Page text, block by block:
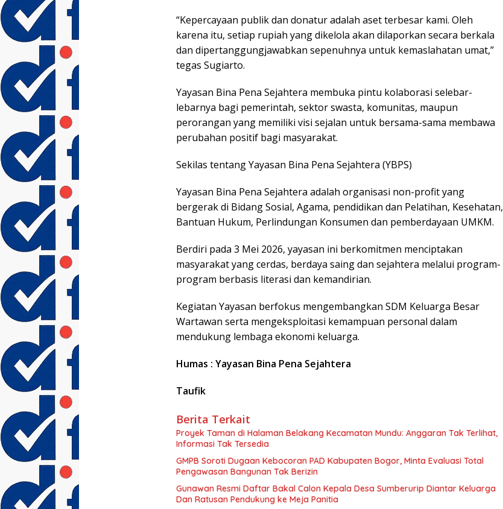
“Kepercayaan publik dan donatur adalah aset terbesar kami. Oleh
karena itu, setiap rupiah yang dikelola akan dilaporkan secara berkala
dan dipertanggungjawabkan sepenuhnya untuk kemaslahatan umat,”
tegas Sugiarto.
Yayasan Bina Pena Sejahtera membuka pintu kolaborasi selebar-
lebarnya bagi pemerintah, sektor swasta, komunitas, maupun
perorangan yang memiliki visi sejalan untuk bersama-sama membawa
perubahan positif bagi masyarakat.
Sekilas tentang Yayasan Bina Pena Sejahtera (YBPS)
Yayasan Bina Pena Sejahtera adalah organisasi non-profit yang
bergerak di Bidang Sosial, Agama, pendidikan dan Pelatihan, Kesehatan,
Bantuan Hukum, Perlindungan Konsumen dan pemberdayaan UMKM.
Berdiri pada 3 Mei 2026, yayasan ini berkomitmen menciptakan
masyarakat yang cerdas, berdaya saing dan sejahtera melalui program-
program berbasis literasi dan kemandirian.
Kegiatan Yayasan berfokus mengembangkan SDM Keluarga Besar
Wartawan serta mengeksploitasi kemampuan personal dalam
mendukung lembaga ekonomi keluarga.
Humas : Yayasan Bina Pena Sejahtera
Taufik
Berita Terkait
Proyek Taman di Halaman Belakang Kecamatan Mundu: Anggaran Tak Terlihat,
Informasi Tak Tersedia
GMPB Soroti Dugaan Kebocoran PAD Kabupaten Bogor, Minta Evaluasi Total
Pengawasan Bangunan Tak Berizin
Gunawan Resmi Daftar Bakal Calon Kepala Desa Sumberurip Diantar Keluarga
Dan Ratusan Pendukung ke Meja Panitia